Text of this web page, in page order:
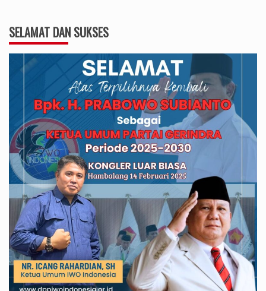
SELAMAT DAN SUKSES